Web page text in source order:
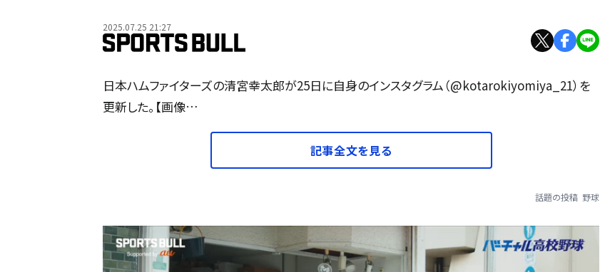
2025.07.25 21:27
日本ハムファイターズの清宮幸太郎が25日に自身のインスタグラム（@kotarokiyomiya_21）を
更新した。【画像…
記事全文を見る
話題の投稿 野球